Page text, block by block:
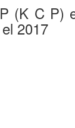
(K C P)
2017